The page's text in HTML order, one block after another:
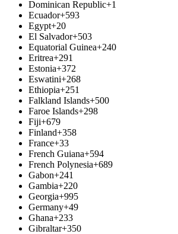
Dominican Republic+1
Ecuador+593
Egypt+20
El Salvador+503
Equatorial Guinea+240
Eritrea+291
Estonia+372
Eswatini+268
Ethiopia+251
Falkland Islands+500
Faroe Islands+298
Fiji+679
Finland+358
France+33
French Guiana+594
French Polynesia+689
Gabon+241
Gambia+220
Georgia+995
Germany+49
Ghana+233
Gibraltar+350